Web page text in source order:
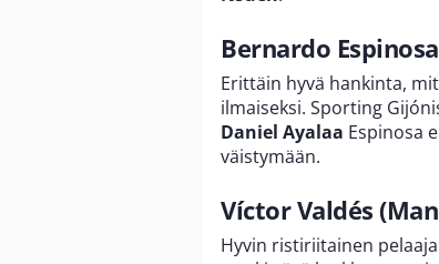
Bernardo
Erittäin hyvä hankinta,
ilmaiseksi. Sporting
Daniel Ayalaa Espinosa
väistymään.
Víctor Valdés
Hyvin ristiriitainen